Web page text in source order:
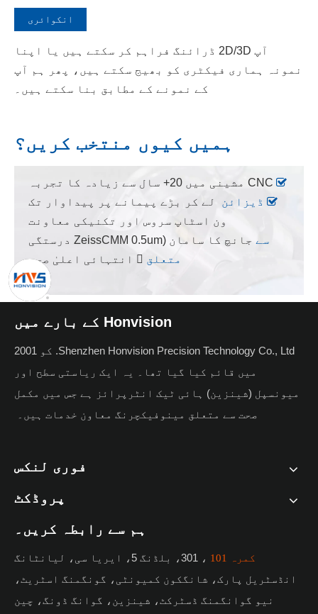
انکوائری
آپ 2D/3D ڈرائنگ فراہم کر سکتے ہیں یا اپنا
نمونہ ہماری فیکٹری کو بھیج سکتے ہیں، پھر ہم آپ
کے نمونے کے مطابق بنا سکتے ہیں۔
ہمیں کیوں منتخب کریں؟

 ڈیزائن
لے کر بڑے پیمانے پر پیداوار تک
ون اسٹاپ سروس اور تکنیکی معاونت
سے جانچ کا سامان (ZeissCMM 0.5um درستگی
متعلق
سے)
Honvision کے بارے میں
Shenzhen Honvision Precision Technology Co., Ltd. کو 2001
میں قائم کیا گیا تھا۔ یہ ایک ریاستی سطح اور
میونسپل (شینزین) ہائی ٹیک انٹرپرائز ہے جس میں مکمل
صحت سے متعلق مینوفیکچرنگ معاون خدمات ہیں۔
فوری لنکس
پروڈکٹ
ہم سے رابطہ کریں۔
کمرہ 101
، 301، بلڈنگ 5، ایریا سی، لیانٹانگ
انڈسٹریل پارک، شانگکون کمیونٹی، گونگمنگ اسٹریٹ،
نیو گوانگمنگ ڈسٹرکٹ، شینزین، گوانگ ڈونگ، چین